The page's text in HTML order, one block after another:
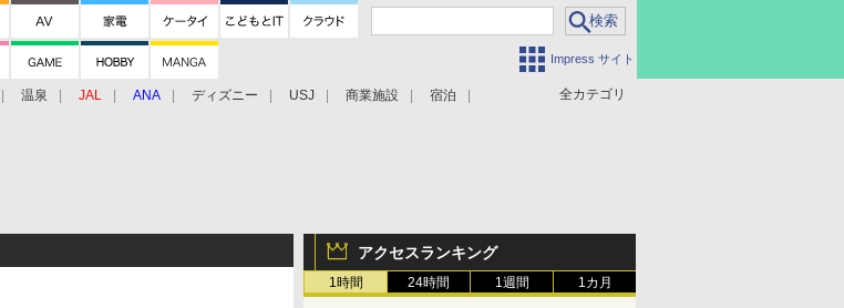
Impress サイト
全カテゴリ
温泉 JAL ANA ディズニー USJ 商業施設 宿泊
アクセスランキング
1時間 24時間 1週間 1カ月